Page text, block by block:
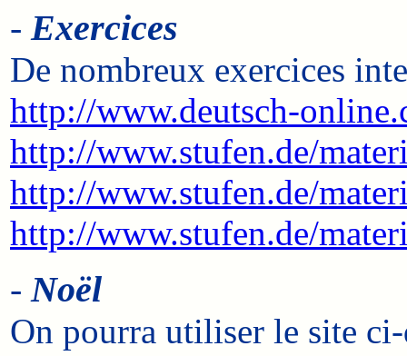
- Exercices
De nombreux exercices
http://www.deutsch-
http://www.stufen.de/
http://www.stufen.de/
http://www.stufen.de/
- Noël
On pourra utiliser le site